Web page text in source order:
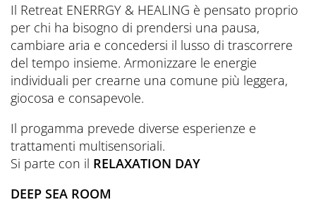
Il Retreat ENERRGY & HEALING è pensato proprio
per chi ha bisogno di prendersi una pausa,
cambiare aria e concedersi il lusso di trascorrere
del tempo insieme. Armonizzare le energie
individuali per crearne una comune più leggera,
giocosa e consapevole.
Il progamma prevede diverse esperienze e
trattamenti multisensoriali.
Si parte con il RELAXATION DAY
DEEP SEA ROOM